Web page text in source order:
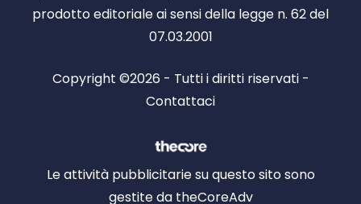
prodotto editoriale ai sensi della legge n. 62 del
07.03.2001
Copyright ©2026 - Tutti i diritti riservati -
Contattaci
Le attività pubblicitarie su questo sito sono
gestite da theCoreAdv